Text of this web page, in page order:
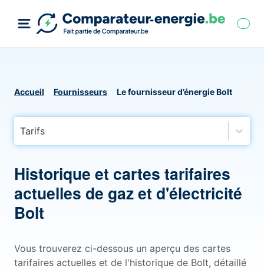
Accueil Fournisseurs Le fournisseur d’énergie Bolt
Tarifs
Historique et cartes tarifaires
actuelles de gaz et d'électricité
Bolt
Vous trouverez ci-dessous un aperçu des cartes
tarifaires actuelles et de l'historique de Bolt, détaillé